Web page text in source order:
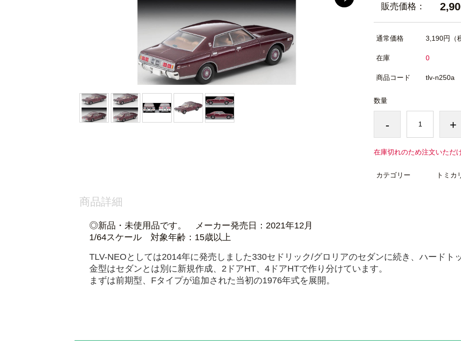
販売価格：
通常価格 3,190円 （
在庫 0
商品コード tlv-n250a
数量
- +
在庫切れのため注文いただ
カテゴリー トミカ
商品詳細
◎新品・未使用品です。 メーカー発売日：2021年12月
1/64スケール 対象年齢：15歳以上
TLV-NEOとしては2014年に発売しました330セドリック/グロリアのセダンに続き、ハードト
金型はセダンとは別に新規作成、2ドアHT、4ドアHTで作り分けています。
まずは前期型、Fタイプが追加された当初の1976年式を展開。